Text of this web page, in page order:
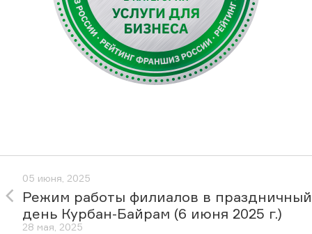
05 июня, 2025
Режим работы филиалов в праздничный
день Курбан-Байрам (6 июня 2025 г.)
28 мая, 2025